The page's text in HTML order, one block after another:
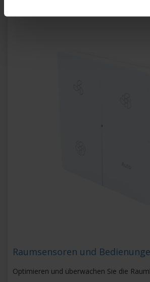
Raumsensoren und
Optimieren und überwachen Sie die